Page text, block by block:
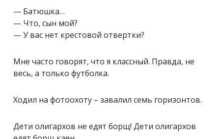
— Батюшка…
— Что, сын мой?
— У вас нет крестовой отвертки?
Мне часто говорят, что я классный. Правда, не
весь, а только футболка.
Ходил на фотоохоту – завалил семь горизонтов.
Дети олигархов не едят борщ! Дети олигархов